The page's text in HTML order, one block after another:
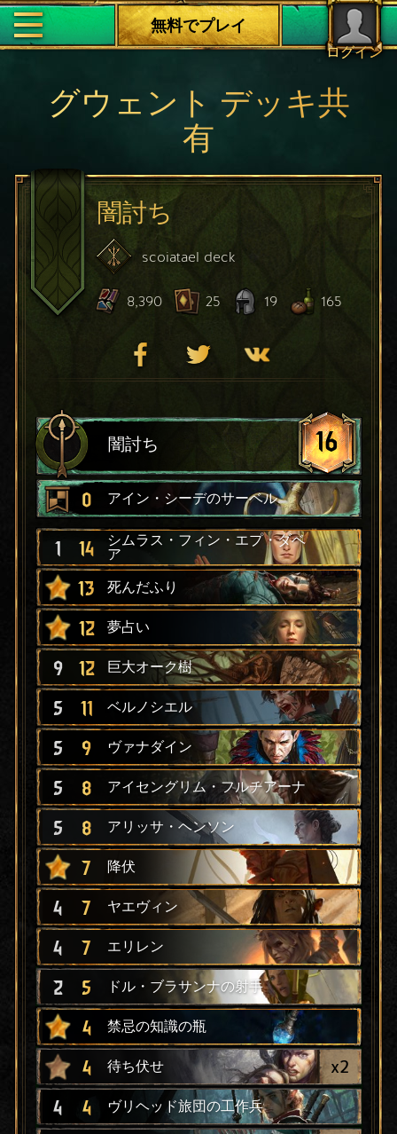
ログイン
無料でプレイ
グウェント デッキ共
有
闇討ち
scoiatael deck
8,390 25 19 165
闇討ち 16
0 アイン・シーデのサーベル
1 14
シムラス・フィン・エプ・ダベ
ア
13 死んだふり
12 夢占い
9 12 巨大オーク樹
5 11 ベルノシエル
5 9 ヴァナダイン
5 8 アイセングリム・フルチアーナ
5 8 アリッサ・ヘンソン
7 降伏
4 7 ヤエヴィン
4 7 エリレン
2 5 ドル・ブラサンナの射手
4 禁忌の知識の瓶
4 待ち伏せ x2
4 4 ヴリヘッド旅団の工作兵